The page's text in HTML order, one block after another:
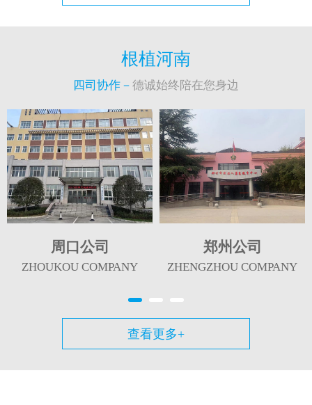
根植河南
四司协作－ 德诚始终陪在您身边
周口公司
ZHOUKOU COMPANY
郑州公司
ZHENGZHOU COMPANY
查看更多+